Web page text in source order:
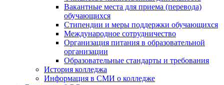
Вакантные места для приема (перевода)
обучающихся
Стипендии и меры поддержки обучающихся
Международное сотрудничество
Организация питания в образовательной
организации
Образовательные стандарты и требования
История колледжа
Информация в СМИ о колледже